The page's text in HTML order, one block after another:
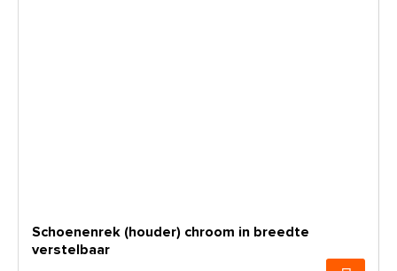
Schoenenrek (houder) chroom in breedte
verstelbaar